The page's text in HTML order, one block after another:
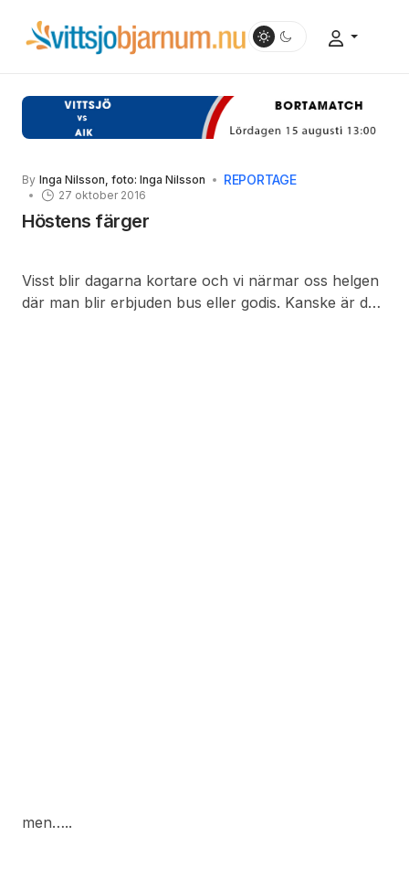
By Inga Nilsson, foto: Inga Nilsson REPORTAGE
27 oktober 2016
Höstens färger
Visst blir dagarna kortare och vi närmar oss helgen
där man blir erbjuden bus eller godis. Kanske är det
men…..